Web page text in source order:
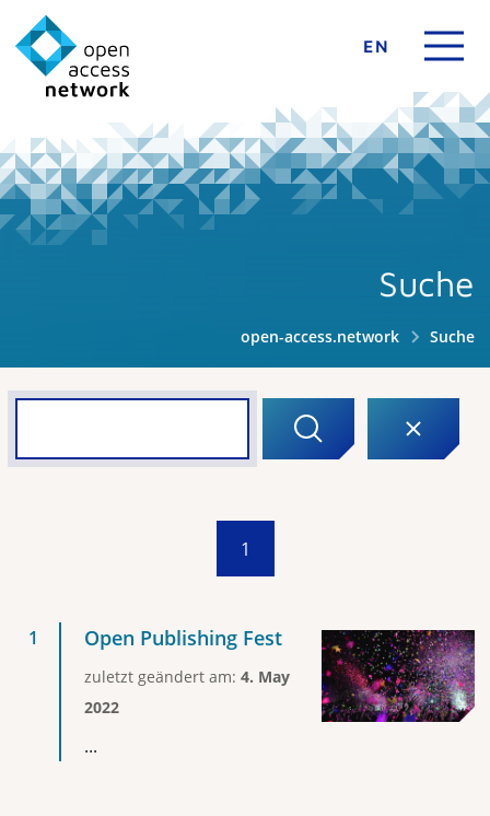
EN
Suche
open-access.network Suche
1
Open Publishing Fest
zuletzt geändert am: 4. May
2022
...